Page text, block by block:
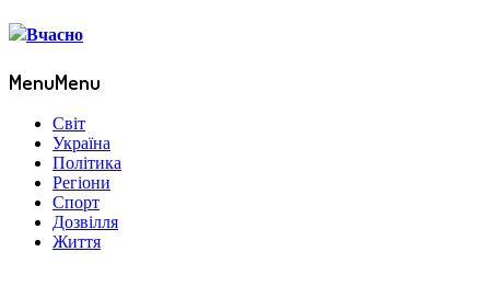
MenuMenu
Світ
Україна
Політика
Регіони
Спорт
Дозвілля
Життя